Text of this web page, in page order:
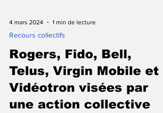
Recours collectifs
Rogers, Fido, Bell,
Telus, Virgin Mobile et
Vidéotron visées par